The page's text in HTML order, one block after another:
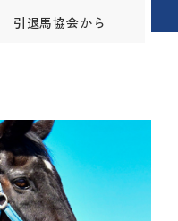
引退馬協会から